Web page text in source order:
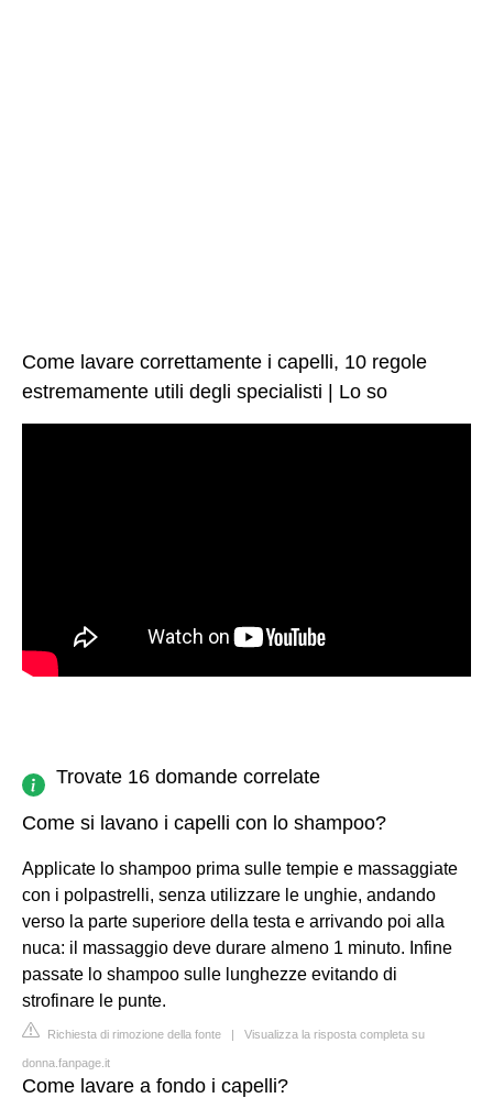
Come lavare correttamente i capelli, 10 regole
estremamente utili degli specialisti | Lo so
Trovate 16 domande correlate
Come si lavano i capelli con lo shampoo?
Applicate lo shampoo prima sulle tempie e massaggiate
con i polpastrelli, senza utilizzare le unghie, andando
verso la parte superiore della testa e arrivando poi alla
nuca: il massaggio deve durare almeno 1 minuto. Infine
passate lo shampoo sulle lunghezze evitando di
strofinare le punte.
Richiesta di rimozione della fonte | Visualizza la risposta completa su
donna.fanpage.it
Come lavare a fondo i capelli?